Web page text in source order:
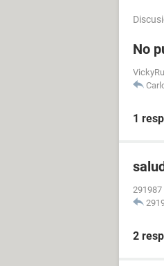
No
1
291987
2